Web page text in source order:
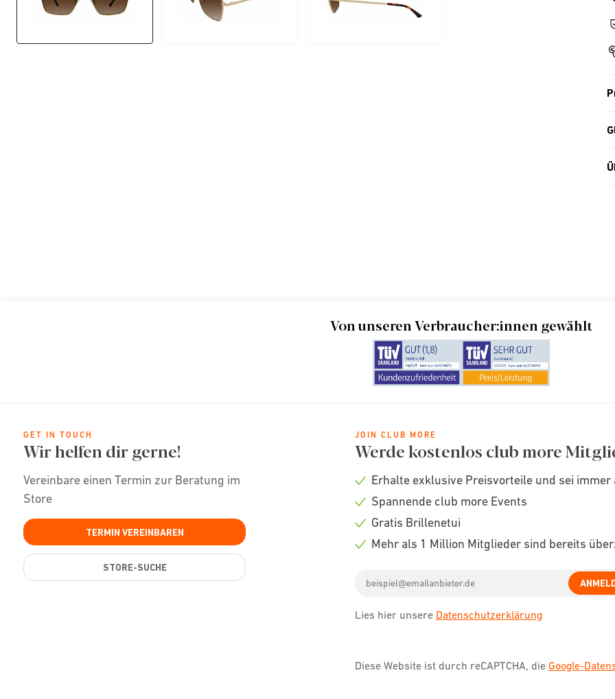
Von unseren Verbraucher:innen gewählt
GET IN TOUCH
Wir helfen dir gerne!
Vereinbare einen Termin zur Beratung im
Store
TERMIN VEREINBAREN
STORE-SUCHE
JOIN CLUB MORE
Werde kostenlos club more
Check
Erhalte exklusive Preisvorteile und sei
Check
Spannende club more Events
Check
Gratis Brillenetui
Mehr als 1 Million Mitglieder sind bereits
address
Lies hier unsere Datenschutzerklärung
Diese Website ist durch reCAPTCHA, die Google-